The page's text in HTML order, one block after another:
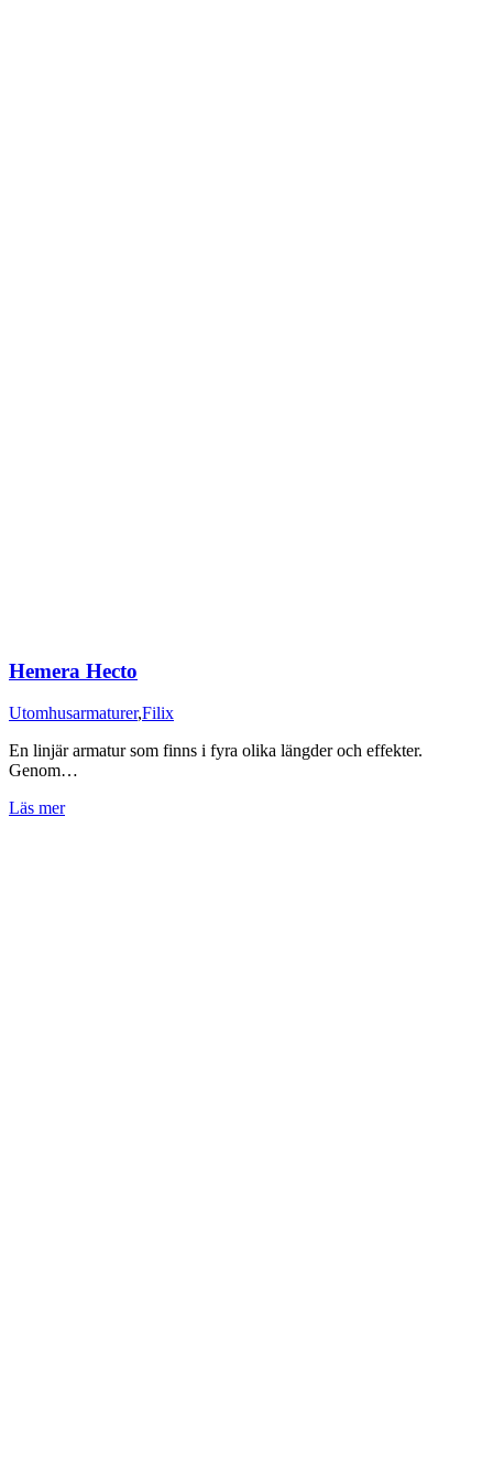
Hemera Hecto
Utomhusarmaturer,Filix
En linjär armatur som finns i fyra olika längder och effekter.
Genom…
Läs mer